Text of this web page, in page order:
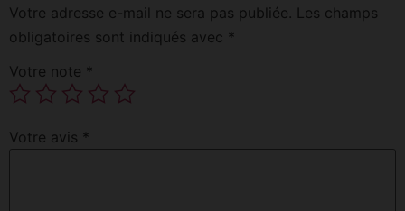
Votre adresse e-mail ne sera pas publiée. Les champs
obligatoires sont indiqués avec *
Votre note *
Votre avis *